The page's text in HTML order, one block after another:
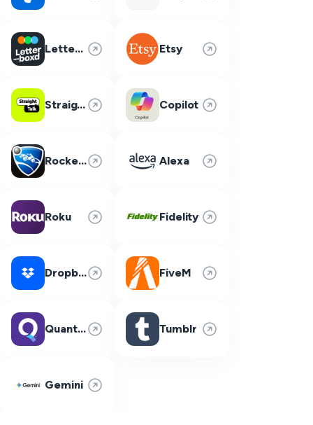
Letterboxd Etsy
Straight Talk Copilot
Rocket League Alexa
Roku Fidelity
Dropbox FiveM
Quantum Fiber Tumblr
Gemini